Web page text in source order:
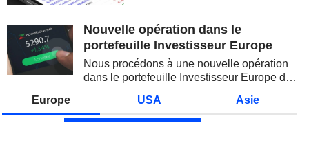
semi-conducteurs. Les
inquiétudes sur la soutenabilité
Nouvelle opération dans le
portefeuille Investisseur Europe
Nous procédons à une nouvelle opération
dans le portefeuille Investisseur Europe de
Europe USA Asie